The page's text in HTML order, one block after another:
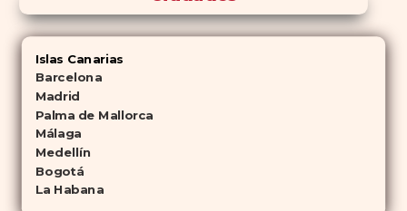
Islas Canarias
Barcelona
Madrid
Palma de Mallorca
Málaga
Medellín
Bogotá
La Habana